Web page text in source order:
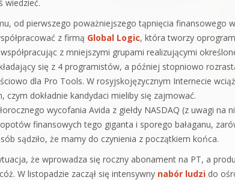
wiedzieć.
od pierwszego poważniejszego tąpnięcia finansowego
z firmą Global Logic, która tworzy
z mniejszymi grupami realizującymi
się z 4 programistów, a później stopniowo
dla Pro Tools. W rosyjskojęzycznym Internecie
czym dokładnie kandydaci mieliby się zajmować.
wycofania Avida z giełdy NASDAQ (z uwagi na
finansowych tego giganta i sporego bałaganu,
sądziło, że mamy do czynienia z początkiem końca.
że wprowadza się roczny abonament na PT, a
W listopadzie zaczął się intensywny nabór ludzi do